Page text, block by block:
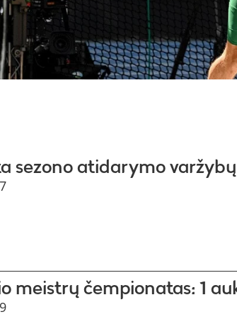
sezono atidarymo
meistrų čempionatas: 1